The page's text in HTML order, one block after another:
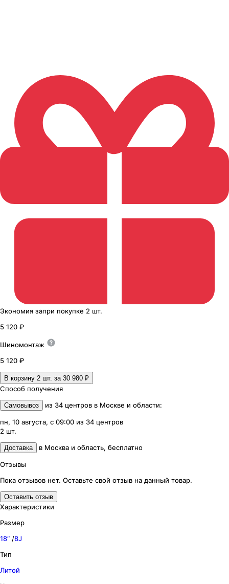
Экономия запри покупке 2 шт.
5 120 ₽
Шиномонтаж
5 120 ₽
В корзину 2 шт. за 30 980 ₽
Способ получения
Самовывоз из 34 центров в Москве и области:
пн, 10 августа, с 09:00 из 34 центров
2 шт.
Доставка в Москва и область, бесплатно
Отзывы
Пока отзывов нет. Оставьте свой отзыв на данный товар.
Оставить отзыв
Характеристики
Размер
18″ /8J
Тип
Литой